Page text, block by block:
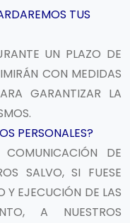
TUS
UN PLAZO DE
CON MEDIDAS
GARANTIZAR LA
PERSONALES?
DE
SALVO, SI FUESE
Y EJECUCIÓN DE LAS
A NUESTROS